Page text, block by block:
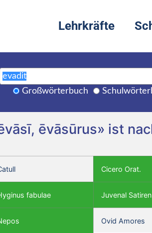
Lehrkräfte
Großwörterbuch
ēvāsūrus» ist
Cicero Orat.
fabulae Juvenal Satiren
Ovid Amores